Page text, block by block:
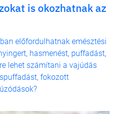
is okozhatnak az
előfordulhatnak emésztési
hasmenést, puffadást,
lehet számítani a vajúdás
fokozott